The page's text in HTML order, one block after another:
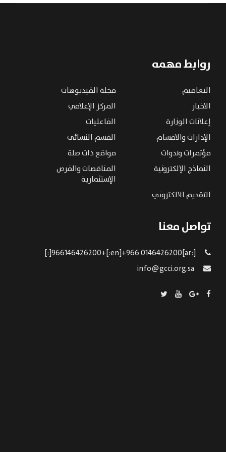
روابط مهمه
التعاميم
مجلة الفيديوهات
الاخبار
المركز الإعلامي
إعلانات الوزارة
الفاعليات
الإدارات والاقسام
القسم النسائى
مؤتمرات وندوات
مواقع ذات صلة
النماذج الإلكترونية
المناقصات والفرص
الإستثمارية
التقديم الالكتروني
تواصل معنا
[:ar]966146426200+[:en]+966 0146426200[:]